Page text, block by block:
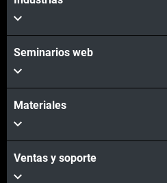
Seminarios web
Materiales
Ventas y soporte